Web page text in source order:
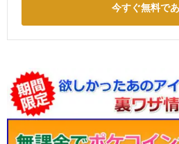
今すぐ無料で